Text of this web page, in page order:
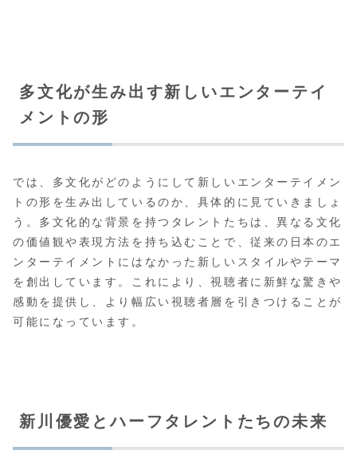
多文化が生み出す新しいエンターテイ
メントの形
では、多文化がどのようにして新しいエンターテイメン
トの形を生み出しているのか、具体的に見ていきましょ
う。多文化的な背景を持つタレントたちは、異なる文化
の価値観や表現方法を持ち込むことで、従来の日本のエ
ンターテイメントにはなかった新しいスタイルやテーマ
を創出しています。これにより、視聴者に新鮮な驚きや
感動を提供し、より幅広い視聴者層を引きつけることが
可能になっています。
新川優愛とハーフタレントたちの未来